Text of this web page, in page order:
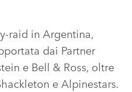
in Argentina,
dai Partner
e Bell & Ross, oltre
e Alpinestars.